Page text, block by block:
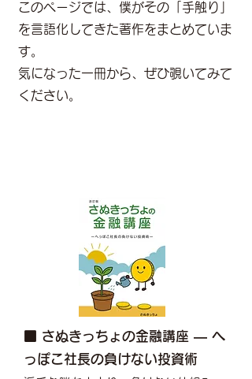
このページでは、僕がその「手触り」
を言語化してきた著作をまとめていま
す。
気になった一冊から、ぜひ覗いてみて
ください。
■ さぬきっちょの金融講座 ― へ
っぽこ社長の負けない投資術